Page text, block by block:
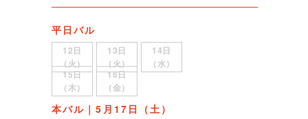
平日バル
12日
（火）
13日
（火）
14日
（水）
15日
（木）
16日
（金）
本バル｜5月17日（土）